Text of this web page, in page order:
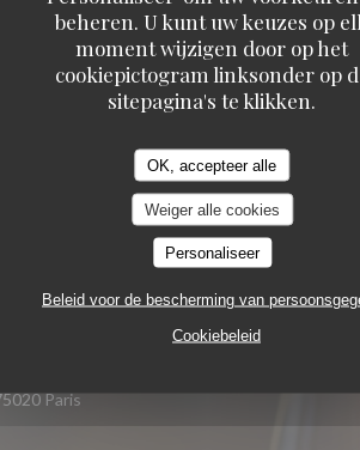
beheren. U kunt uw keuzes op
moment wijzigen door op het
cookiepictogram linksonder op
sitepagina's te klikken.
OK, accepteer alle
Weiger alle cookies
Personaliseer
Beleid voor de bescherming van
Cookiebeleid
2 3
Paris((opent in een nieuw venster))